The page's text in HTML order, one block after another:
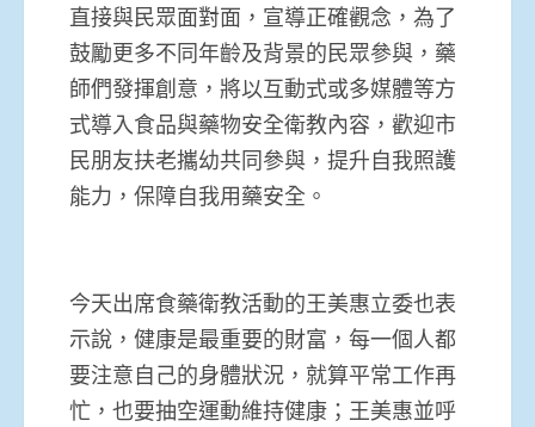
直接與民眾面對面，宣導正確觀念，為了
鼓勵更多不同年齡及背景的民眾參與，藥
師們發揮創意，將以互動式或多媒體等方
式導入食品與藥物安全衛教內容，歡迎市
民朋友扶老攜幼共同參與，提升自我照護
能力，保障自我用藥安全。
今天出席食藥衛教活動的王美惠立委也表
示說，健康是最重要的財富，每一個人都
要注意自己的身體狀況，就算平常工作再
忙，也要抽空運動維持健康；王美惠並呼